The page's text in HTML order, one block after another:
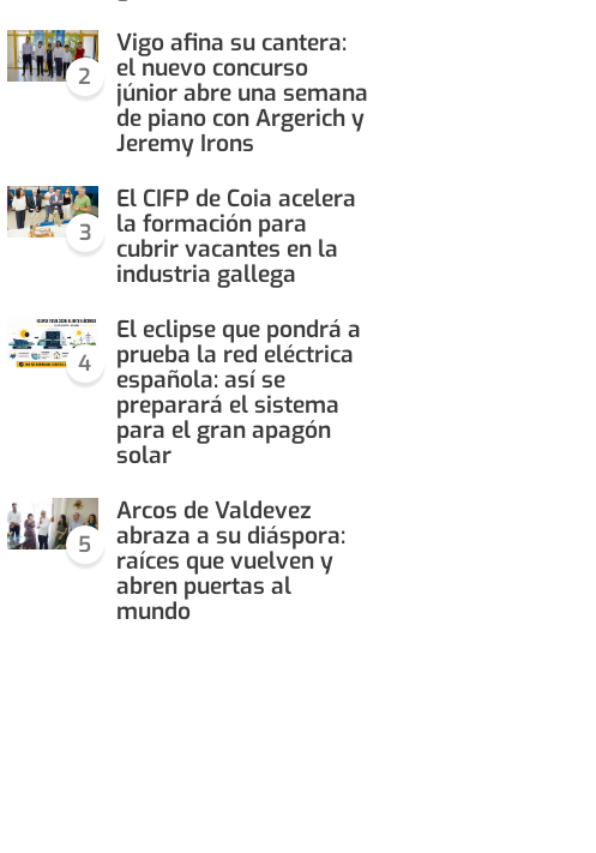
2
Vigo afina su cantera:
el nuevo concurso
júnior abre una semana
de piano con Argerich y
Jeremy Irons
3
El CIFP de Coia acelera
la formación para
cubrir vacantes en la
industria gallega
4
El eclipse que pondrá a
prueba la red eléctrica
española: así se
preparará el sistema
para el gran apagón
solar
5
Arcos de Valdevez
abraza a su diáspora:
raíces que vuelven y
abren puertas al
mundo